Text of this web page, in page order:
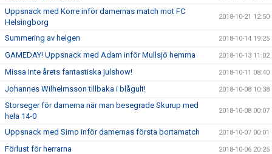
Uppsnack med Korre inför damernas match mot FC
Helsingborg
2018-10-21 12:50
Summering av helgen 2018-10-14 19:25
GAMEDAY! Uppsnack med Adam inför Mullsjö hemma 2018-10-13 11:02
Missa inte årets fantastiska julshow! 2018-10-11 08:40
Johannes Wilhelmsson tillbaka i blågult! 2018-10-08 10:38
Storseger för damerna när man besegrade Skurup med
hela 14-0
2018-10-08 00:07
Uppsnack med Simo inför damernas första bortamatch 2018-10-07 00:01
Förlust för herrarna 2018-10-06 20:25